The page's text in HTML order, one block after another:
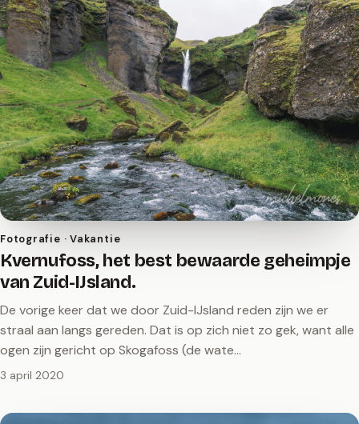
Fotografie · Vakantie
Kvernufoss, het best bewaarde geheimpje
van Zuid-IJsland.
De vorige keer dat we door Zuid-IJsland reden zijn we er
straal aan langs gereden. Dat is op zich niet zo gek, want alle
ogen zijn gericht op Skogafoss (de wate…
3 april 2020